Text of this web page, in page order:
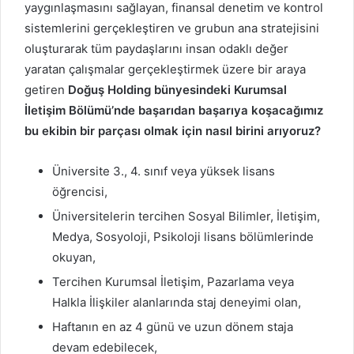
yaygınlaşmasını sağlayan, finansal denetim ve kontrol
sistemlerini gerçekleştiren ve grubun ana stratejisini
oluşturarak tüm paydaşlarını insan odaklı değer
yaratan çalışmalar gerçekleştirmek üzere bir araya
getiren Doğuş Holding bünyesindeki Kurumsal
İletişim Bölümü’nde başarıdan başarıya koşacağımız
bu ekibin bir parçası olmak için nasıl birini arıyoruz?
Üniversite 3., 4. sınıf veya yüksek lisans
öğrencisi,
Üniversitelerin tercihen Sosyal Bilimler, İletişim,
Medya, Sosyoloji, Psikoloji lisans bölümlerinde
okuyan,
Tercihen Kurumsal İletişim, Pazarlama veya
Halkla İlişkiler alanlarında staj deneyimi olan,
Haftanın en az 4 günü ve uzun dönem staja
devam edebilecek,